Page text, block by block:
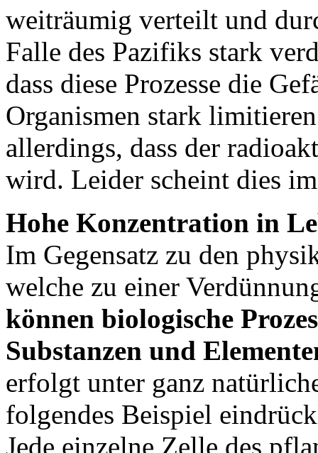
weiträumig verteilt und
Falle des Pazifiks stark
dass diese Prozesse die
Organismen stark
allerdings, dass der
wird. Leider scheint dies
Hohe Konzentration in
Im Gegensatz zu den
welche zu einer
können biologische
Substanzen und
erfolgt unter ganz
folgendes Beispiel
Jede einzelne Zelle des